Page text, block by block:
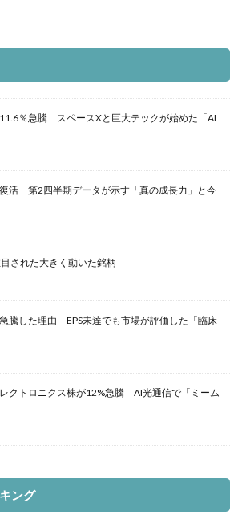
％急騰 スペースXと巨大テックが始めた「AI
活 第2四半期データが示す「真の成長力」と今
された大きく動いた銘柄
騰した理由 EPS未達でも市場が評価した「臨床
クトロニクス株が12%急騰 AI光通信で「ミーム
ング